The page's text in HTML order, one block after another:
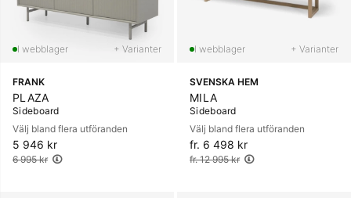
+ Varianter
FRANK
PLAZA
Sideboard
Välj bland flera utföranden
5 946 kr
Ordinarie pris:
6 995 kr
+ Varianter
SVENSKA HEM
MILA
Sideboard
Välj bland flera utföranden
fr. 6 498 kr
Ordinarie pris:
fr. 12 995 kr